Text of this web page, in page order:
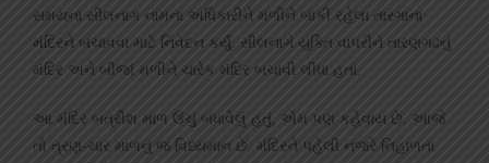
સમયના સીલનાગ નામના અધિકારીને મળીને બાકી રહેલા તારંગાના
મંદિરને બચાવવા માટે નિવેદન કર્યું. સીલનાગે યુક્તિ વાપરીને તારણગઢનું
મંદિર અને બીજાં મળીને ચારેક મંદિર બચાવી લીધા હતાં.
આ મંદિર બત્રીશ માળ ઉંચું બંધાવેલું હતું, એમ પણ કહેવાય છે. આજે
તો ત્રણ-ચાર માળનું જ વિધ્યમાન છે. મંદિરને પહેલી નજરે નિહાળતા